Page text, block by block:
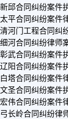
新邱合同纠纷案件
太平合同纠纷案件
清河门工程合同纠
细河合同纠纷律师
彰武合同纠纷案件
辽阳合同纠纷案件
白塔合同纠纷案件
文圣合同纠纷案件
宏伟合同纠纷案件
弓长岭合同纠纷律